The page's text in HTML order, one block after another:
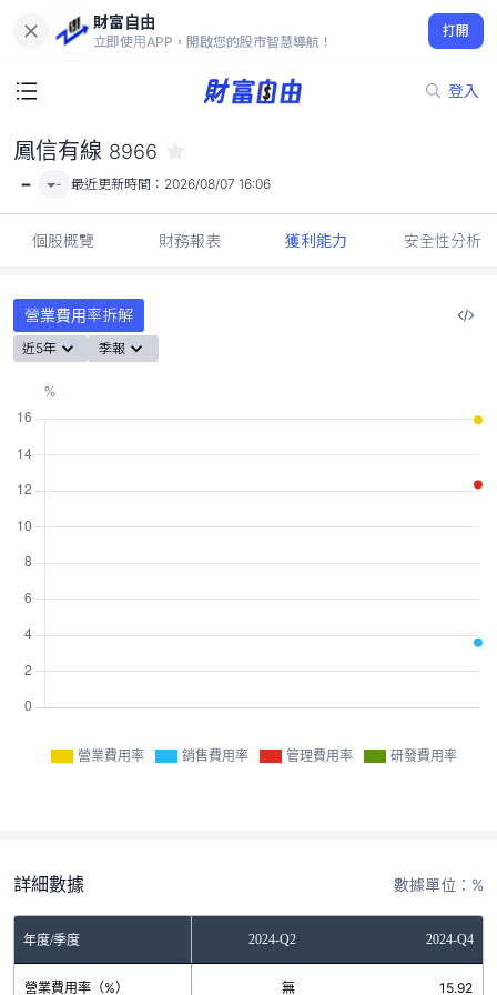
財富自由
立即使用APP，開啟您的股市智慧導航！
打開
登入
-
鳳信有線 8966
- - 最近更新時間： 2026/08/07 16:06
個股概覽 財務報表 獲利能力 安全性分析
營業費用率拆解
近5年 季報
營業費用率 銷售費用率 管理費用率 研發費用率
詳細數據 數據單位：%
年度/季度2023-Q4 2024-Q2 2024-Q4
營業費用率（%）
無 無 15.92